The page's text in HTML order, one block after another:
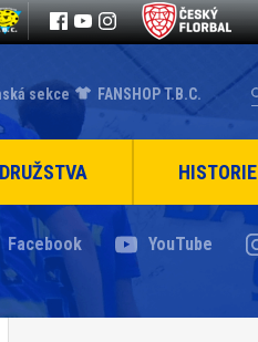
sekce FANSHOP T.B.C.
HISTORIE
Facebook YouTube